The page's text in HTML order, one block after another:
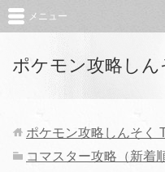
ポケモン攻略しん
メニュー
ポケモン攻略しんそく
コマスター攻略（新着